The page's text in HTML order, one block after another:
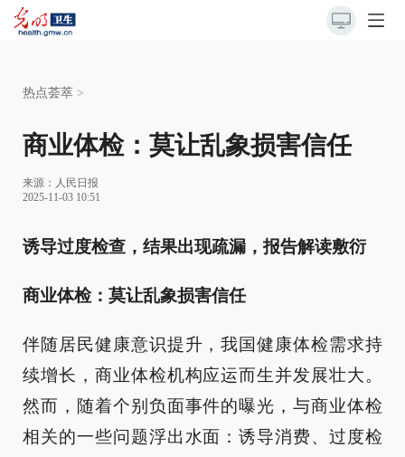
热点荟萃 >
商业体检：莫让乱象损害信任
来源： 人民日报
2025-11-03 10:51
诱导过度检查，结果出现疏漏，报告解读敷衍
商业体检：莫让乱象损害信任
伴随居民健康意识提升，我国健康体检需求持
续增长，商业体检机构应运而生并发展壮大。
然而，随着个别负面事件的曝光，与商业体检
相关的一些问题浮出水面：诱导消费、过度检